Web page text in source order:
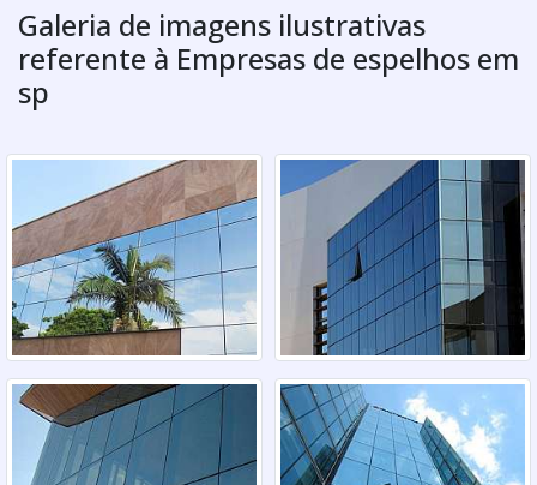
Galeria de imagens ilustrativas
referente à Empresas de espelhos em
sp